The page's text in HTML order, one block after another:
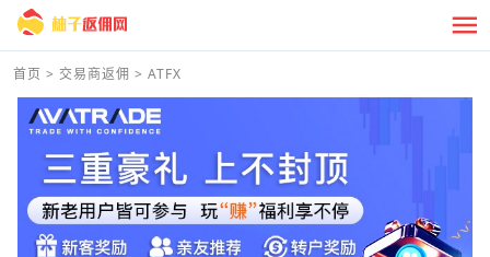
首页 > 交易商返佣 > ATFX